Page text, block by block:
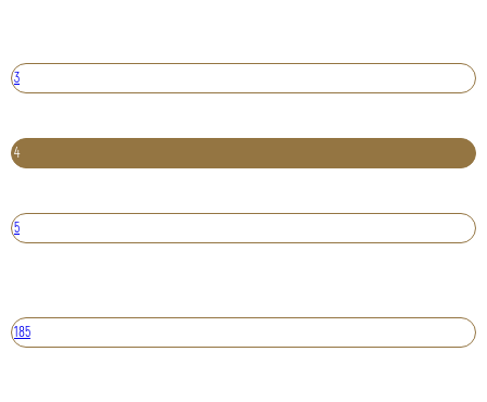
3
4
5
185